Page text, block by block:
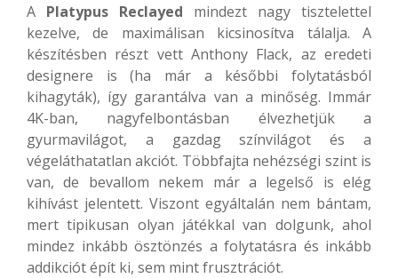
A Platypus Reclayed mindezt nagy tisztelettel
kezelve, de maximálisan kicsinosítva tálalja. A
készítésben részt vett Anthony Flack, az eredeti
designere is (ha már a későbbi folytatásból
kihagyták), így garantálva van a minőség. Immár
4K-ban, nagyfelbontásban élvezhetjük a
gyurmavilágot, a gazdag színvilágot és a
végeláthatatlan akciót. Többfajta nehézségi szint is
van, de bevallom nekem már a legelső is elég
kihívást jelentett. Viszont egyáltalán nem bántam,
mert tipikusan olyan játékkal van dolgunk, ahol
mindez inkább ösztönzés a folytatásra és inkább
addikciót épít ki, sem mint frusztrációt.